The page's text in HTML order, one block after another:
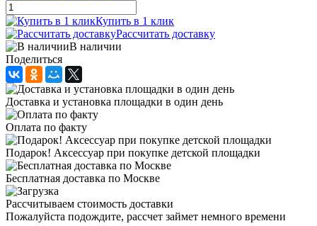
Купить в 1 клик
Рассчитать доставку
В наличии
Поделиться
Доставка и установка площадки в один день
Оплата по факту
Подарок! Аксессуар при покупке детской площадки
Бесплатная доставка по Москве
Рассчитываем стоимость доставки
Пожалуйста подождите, рассчет займет немного времени